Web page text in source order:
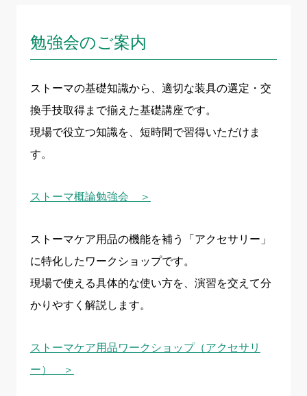
勉強会のご案内
ストーマの基礎知識から、適切な装具の選定・交
換手技取得まで揃えた基礎講座です。
現場で役立つ知識を、短時間で習得いただけま
す。
ストーマ概論勉強会 ＞
ストーマケア用品の機能を補う「アクセサリー」
に特化したワークショップです。
現場で使える具体的な使い方を、演習を交えて分
かりやすく解説します。
ストーマケア用品ワークショップ（アクセサリ
ー） ＞